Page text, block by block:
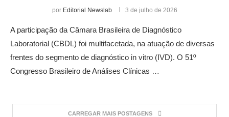
por Editorial Newslab 3 de julho de 2026
A participação da Câmara Brasileira de Diagnóstico
Laboratorial (CBDL) foi multifacetada, na atuação de diversas
frentes do segmento de diagnóstico in vitro (IVD). O 51º
Congresso Brasileiro de Análises Clínicas …
CARREGAR MAIS POSTAGENS